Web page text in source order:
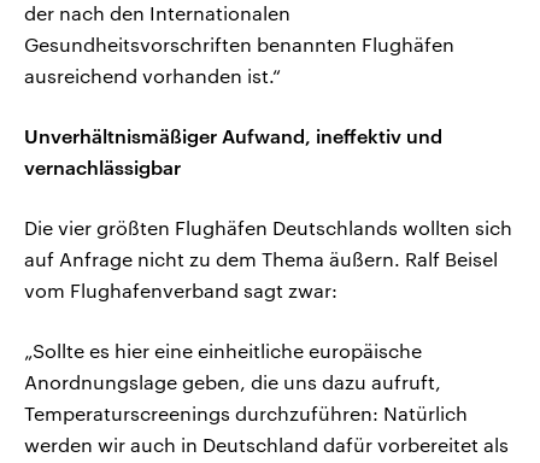
der nach den Internationalen
Gesundheitsvorschriften benannten Flughäfen
ausreichend vorhanden ist.“
Unverhältnismäßiger Aufwand, ineffektiv und
vernachlässigbar
Die vier größten Flughäfen Deutschlands wollten sich
auf Anfrage nicht zu dem Thema äußern. Ralf Beisel
vom Flughafenverband sagt zwar:
„Sollte es hier eine einheitliche europäische
Anordnungslage geben, die uns dazu aufruft,
Temperaturscreenings durchzuführen: Natürlich
werden wir auch in Deutschland dafür vorbereitet als